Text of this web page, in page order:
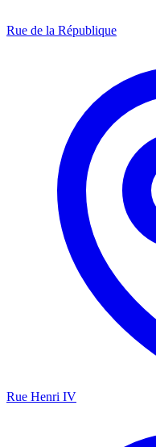
Rue de la République
Rue Henri IV